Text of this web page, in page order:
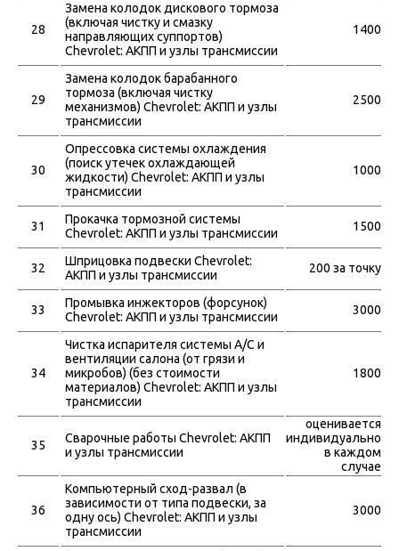
28
Замена колодок дискового тормоза
(включая чистку и смазку
направляющих суппортов)
Chevrolet: АКПП и узлы трансмиссии
1400
29
Замена колодок барабанного
тормоза (включая чистку
механизмов) Chevrolet: АКПП и узлы
трансмиссии
2500
30
Опрессовка системы охлаждения
(поиск утечек охлаждающей
жидкости) Chevrolet: АКПП и узлы
трансмиссии
1000
31
Прокачка тормозной системы
Chevrolet: АКПП и узлы трансмиссии
1500
32
Шприцовка подвески Chevrolet:
АКПП и узлы трансмиссии
200 за точку
33
Промывка инжекторов (форсунок)
Chevrolet: АКПП и узлы трансмиссии
3000
34
Чистка испарителя системы A/C и
вентиляции салона (от грязи и
микробов) (без стоимости
материалов) Chevrolet: АКПП и узлы
трансмиссии
1800
35
Сварочные работы Chevrolet: АКПП
и узлы трансмиссии
оценивается
индивидуально
в каждом
случае
36
Компьютерный сход-развал (в
зависимости от типа подвески, за
одну ось) Chevrolet: АКПП и узлы
трансмиссии
3000